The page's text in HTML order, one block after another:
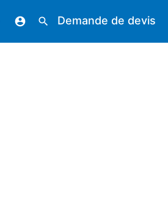
account_circle search Demande de devis